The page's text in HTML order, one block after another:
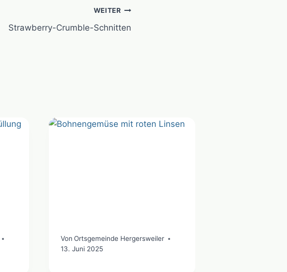
WEITER
Strawberry-Crumble-Schnitten
Von Ortsgemeinde Hergersweiler
13. Juni 2025